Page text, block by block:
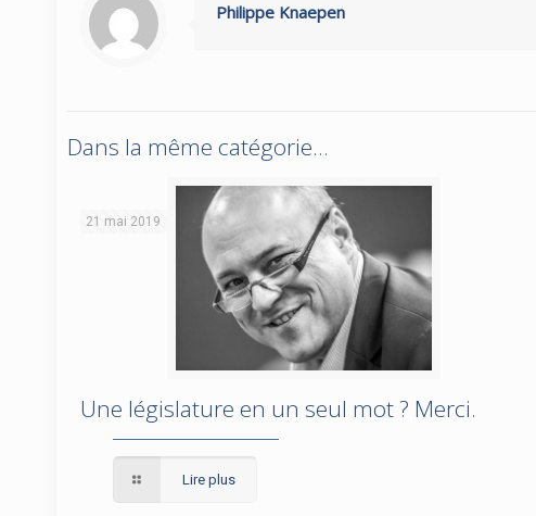
Philippe Knaepen
Dans la même catégorie...
Une législature en un seul mot ?
21 mai 2019
Une législature en un seul mot ? Merci.
Lire plus